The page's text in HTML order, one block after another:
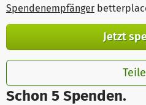
Schon 5 Spenden.
Spendenempfänger
Jetzt